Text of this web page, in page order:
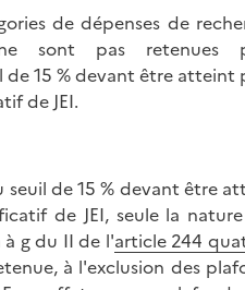
de dépenses de
sont pas retenues
15 % devant être atteint
de JEI.
de 15 % devant être
de JEI, seule la
à g du II de l'article 244
à l'exclusion des